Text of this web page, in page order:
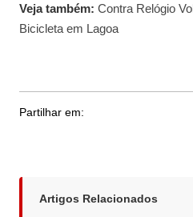
Veja também: Contra Relógio
Bicicleta em Lagoa
Partilhar em:
Artigos Relacionados